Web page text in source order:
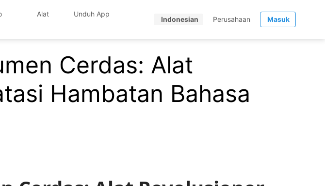
Alat
Unduh App
Indonesian Perusahaan Masuk
Cerdas: Alat
Hambatan Bahasa